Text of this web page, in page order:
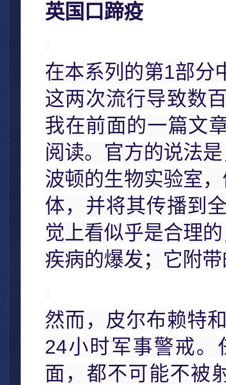
英国口蹄疫
在本系列的第1部分
这两次流行导致数
我在前面的一篇文
阅读。官方的说法
波顿的生物实验室
体，并将其传播到
觉上看似乎是合理
疾病的爆发；它附
然而，皮尔布赖特
24小时军事警戒。
面，都不可能不被